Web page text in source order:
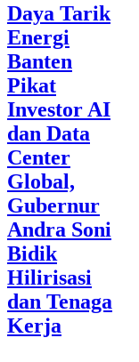
Daya Tarik
Energi
Banten
Pikat
Investor AI
dan Data
Center
Global,
Gubernur
Andra Soni
Bidik
Hilirisasi
dan Tenaga
Kerja